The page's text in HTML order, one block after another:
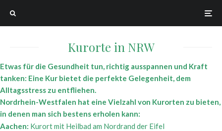
Kurorte in NRW
Etwas für die Gesundheit tun, richtig ausspannen und Kraft
tanken: Eine Kur bietet die perfekte Gelegenheit, dem
Alltagsstress zu entfliehen.
Nordrhein-Westfalen hat eine Vielzahl von Kurorten zu bieten,
in denen man sich bestens erholen kann:
Aachen: Kurort mit Heilbad am Nordrand der Eifel